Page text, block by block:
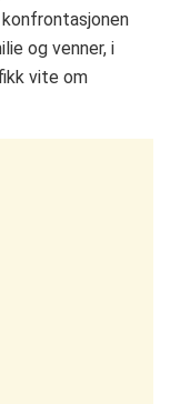
og venner, i
vite om